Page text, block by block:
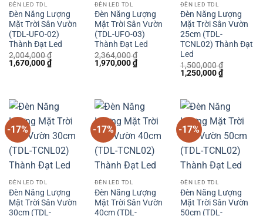
ĐÈN LED TDL
Đèn Năng Lượng
Mặt Trời Sân Vườn
(TDL-UFO-02)
Thành Đạt Led
2,004,000₫
Giá
gốc
1,670,000₫Giá
hiện
ĐÈN LED TDL
Đèn Năng Lượng
Mặt Trời Sân Vườn
(TDL-UFO-03)
Thành Đạt Led
2,364,000₫
Giá
gốc
1,970,000₫Giá
hiện
ĐÈN LED TDL
Đèn Năng Lượng
Mặt Trời Sân Vườn
25cm (TDL-
TCNL02) Thành Đạt
Led
1,500,000₫
Giá
gốc
1,250,000₫Giá
hiện
1,250,000
-17%
ĐÈN LED TDL
Đèn Năng Lượng
Mặt Trời Sân Vườn
30cm (TDL-
-17%
ĐÈN LED TDL
Đèn Năng Lượng
Mặt Trời Sân Vườn
40cm (TDL-
-17%
ĐÈN LED TDL
Đèn Năng Lượng
Mặt Trời Sân Vườn
50cm (TDL-